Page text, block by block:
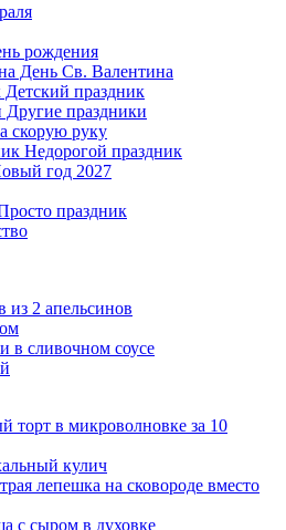
рождения
День Св. Валентина
Детский праздник
Другие праздники
скорую руку
Недорогой праздник
год 2027
праздник
из 2 апельсинов
в сливочном соусе
торт в микроволновке за 10
кулич
лепешка на сковороде вместо
с сыром в духовке